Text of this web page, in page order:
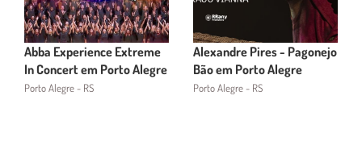
Abba Experience Extreme
In Concert em Porto Alegre
Porto Alegre - RS
Alexandre Pires - Pagonejo
Bão em Porto Alegre
Porto Alegre - RS